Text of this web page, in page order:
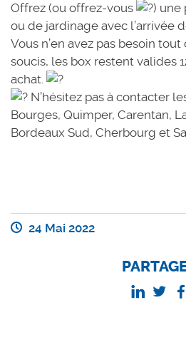
Offrez (ou offrez-vous
) une
ou de jardinage avec l’arrivée
Vous n’en avez pas besoin
soucis, les box restent valides
achat.
N’hésitez pas à contacter
Bourges, Quimper, Carentan,
Bordeaux Sud, Cherbourg et
24 Mai 2022